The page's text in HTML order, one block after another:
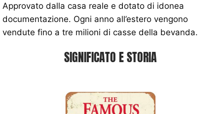
Approvato dalla casa reale e dotato di idonea
documentazione. Ogni anno all’estero vengono
vendute fino a tre milioni di casse della bevanda.
SIGNIFICATO E STORIA